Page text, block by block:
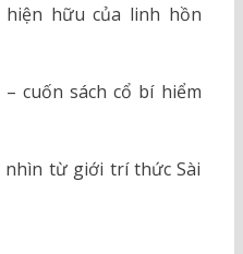
hữu của linh hồn
cuốn sách cổ bí hiểm
nhìn từ giới trí thức Sài